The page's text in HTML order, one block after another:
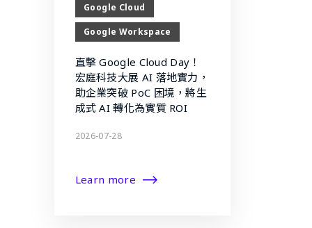
Google Cloud
Google Workspace
直擊 Google Cloud Day！
宏庭科技大展 AI 落地實力，
助企業突破 PoC 困境，將生
成式 AI 轉化為實質 ROI
2026-07-28
Learn more